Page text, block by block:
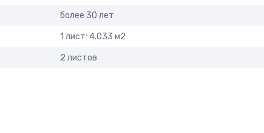
более 30 лет
1 лист: 4.033 м2
2 листов